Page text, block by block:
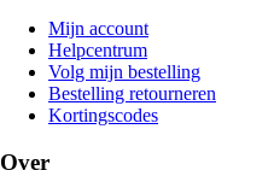
Mijn account
Helpcentrum
Volg mijn bestelling
Bestelling retourneren
Kortingscodes
Over